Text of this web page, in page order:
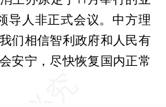
导人非正式会议。中方理
们相信智利政府和人民有
安宁，尽快恢复国内正常